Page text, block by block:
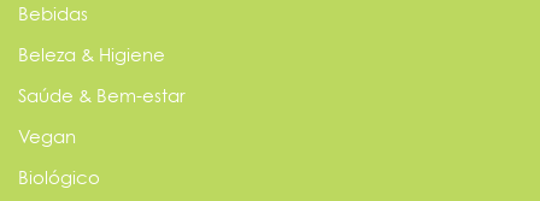
Bebidas
Beleza & Higiene
Saúde & Bem-estar
Vegan
Biológico